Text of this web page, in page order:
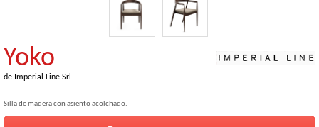
Yoko
de Imperial Line Srl
Silla de madera con asiento acolchado.